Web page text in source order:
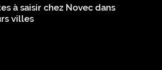
à saisir chez Novec dans
villes